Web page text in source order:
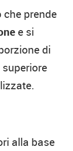
prende
e si
di
alla base